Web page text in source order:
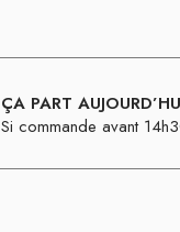
ÇA PART
Si commande avant